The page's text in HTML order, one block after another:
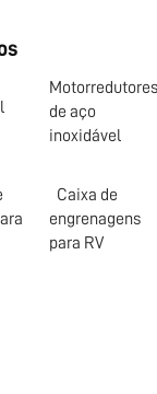
Motorredutores
de aço
inoxidável
Caixa de
engrenagens
para RV